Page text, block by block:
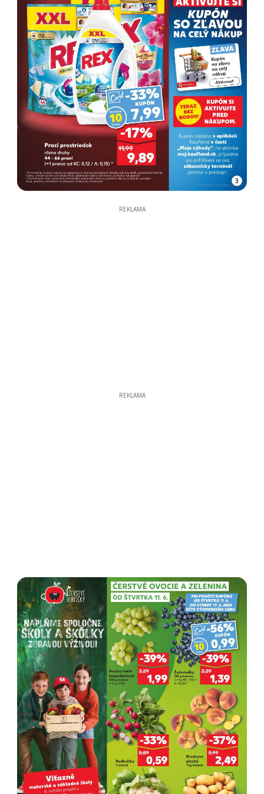
3
REKLAMA
REKLAMA